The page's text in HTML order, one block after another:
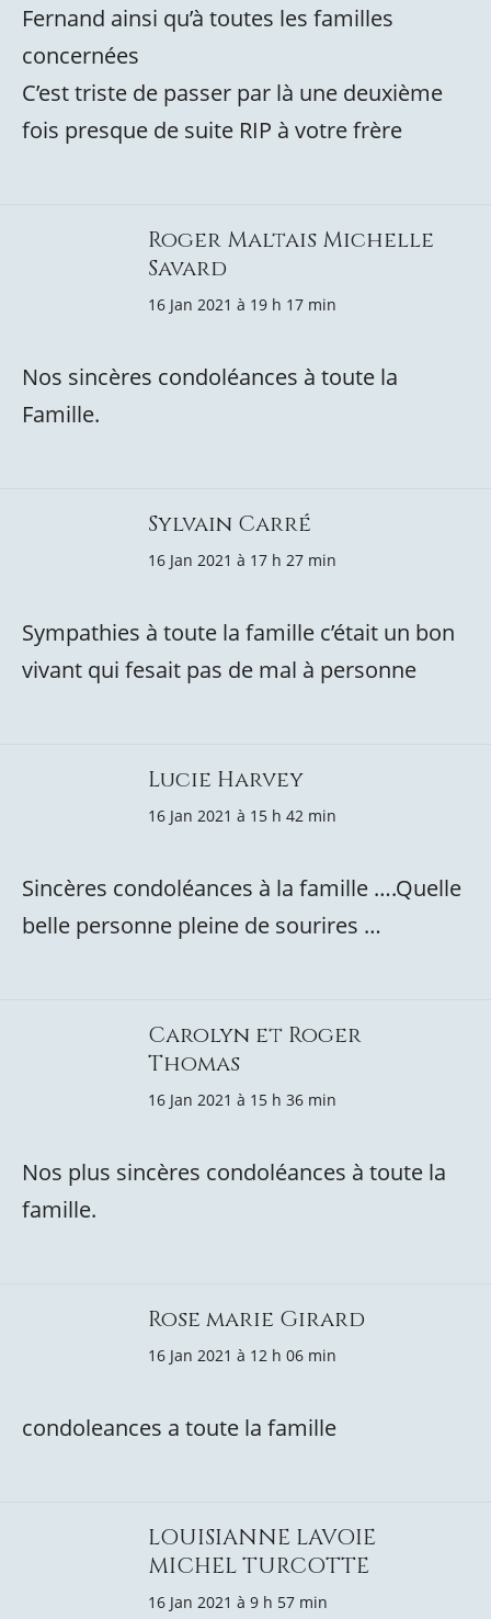
Fernand ainsi qu’à toutes les familles
concernées
C’est triste de passer par là une deuxième
fois presque de suite RIP à votre frère
Roger Maltais Michelle
Savard
16 Jan 2021 à 19 h 17 min
Nos sincères condoléances à toute la
Famille.
Sylvain Carré
16 Jan 2021 à 17 h 27 min
Sympathies à toute la famille c’était un bon
vivant qui fesait pas de mal à personne
Lucie Harvey
16 Jan 2021 à 15 h 42 min
Sincères condoléances à la famille ….Quelle
belle personne pleine de sourires …
Carolyn et Roger
Thomas
16 Jan 2021 à 15 h 36 min
Nos plus sincères condoléances à toute la
famille.
Rose marie Girard
16 Jan 2021 à 12 h 06 min
condoleances a toute la famille
LOUISIANNE LAVOIE
MICHEL TURCOTTE
16 Jan 2021 à 9 h 57 min